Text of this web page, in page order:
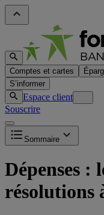
Comptes et cartes
S’informer
Espace client
Souscrire
Sommaire
Dépenses :
résolutions